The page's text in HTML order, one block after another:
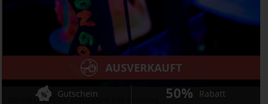
3D-NEONGOLF Neufahrn bei Freising
AUSVERKAUFT
Gutschein 50% Rabatt